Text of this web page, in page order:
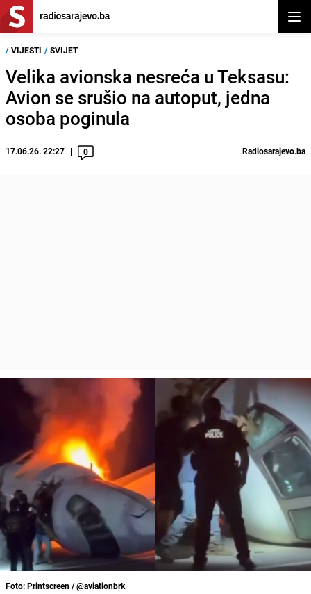
/ VIJESTI / SVIJET
Velika avionska nesreća u Teksasu:
Avion se srušio na autoput, jedna
osoba poginula
17.06.26. 22:27 0 Radiosarajevo.ba
Foto: Printscreen / @aviationbrk